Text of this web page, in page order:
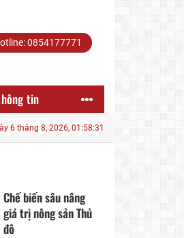
0854177771
tin
đồng/lượng Xử lý nghiêm lái xe
6 tháng 8, 2026, 01:58:32
Chế biến sâu nâng
giá trị nông sản Thủ
đô